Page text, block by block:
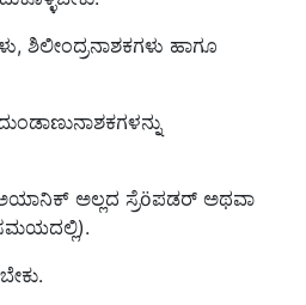
ಶಿಲೀಂದ್ರನಾಶಕಗಳು ಹಾಗೂ
ಅಲ್ಲದ ಸ್ರೆöಪಡರ್ ಅಥವಾ